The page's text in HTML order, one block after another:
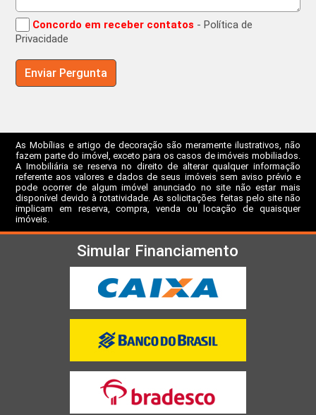
Concordo em receber contatos - Política de
Privacidade
As Mobílias e artigo de decoração são meramente ilustrativos, não
fazem parte do imóvel, exceto para os casos de imóveis mobiliados.
A Imobiliária se reserva no direito de alterar qualquer informação
referente aos valores e dados de seus imóveis sem aviso prévio e
pode ocorrer de algum imóvel anunciado no site não estar mais
disponível devido à rotatividade. As solicitações feitas pelo site não
implicam em reserva, compra, venda ou locação de quaisquer
imóveis.
Simular Financiamento